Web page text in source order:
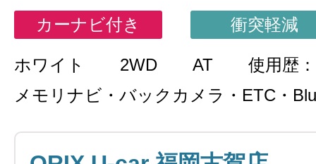
カーナビ付き 衝突軽減
ホワイト 2WD AT
使用歴
メモリナビ・バックカメラ・ETC・